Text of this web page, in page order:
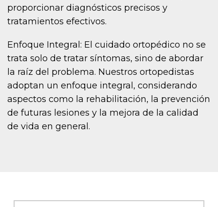
proporcionar diagnósticos precisos y
tratamientos efectivos.
Enfoque Integral: El cuidado ortopédico no se
trata solo de tratar síntomas, sino de abordar
la raíz del problema. Nuestros ortopedistas
adoptan un enfoque integral, considerando
aspectos como la rehabilitación, la prevención
de futuras lesiones y la mejora de la calidad
de vida en general.